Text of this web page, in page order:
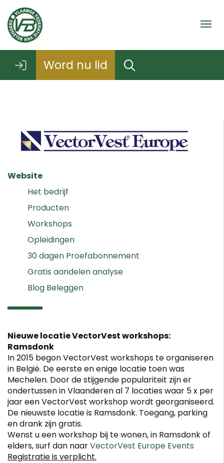
Word nu lid
Website
Het bedrijf
Producten
Workshops
Opleidingen
30 dagen Proefabonnement
Gratis aandelen analyse
Blog Beleggen
Nieuwe locatie VectorVest workshops:
Ramsdonk
In 2015 begon VectorVest workshops te organiseren
in België. De eerste en enige locatie toen was
Mechelen. Door de stijgende populariteit zijn er
ondertussen in Vlaanderen al 7 locaties waar 5 x per
jaar een VectorVest workshop wordt georganiseerd.
De nieuwste locatie is Ramsdonk. Toegang, parking
en drank zijn gratis.
Wenst u een workshop bij te wonen, in Ramsdonk of
elders, surf dan naarVectorVest Europe Events
Registratie is verplicht.